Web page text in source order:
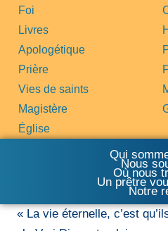
Foi
Livres
Apologétique
Prière
Vies de saints
Magistère
Église
Qui
Nous
Où nous
Un prêtre
Notre
« La vie éternelle, c’est